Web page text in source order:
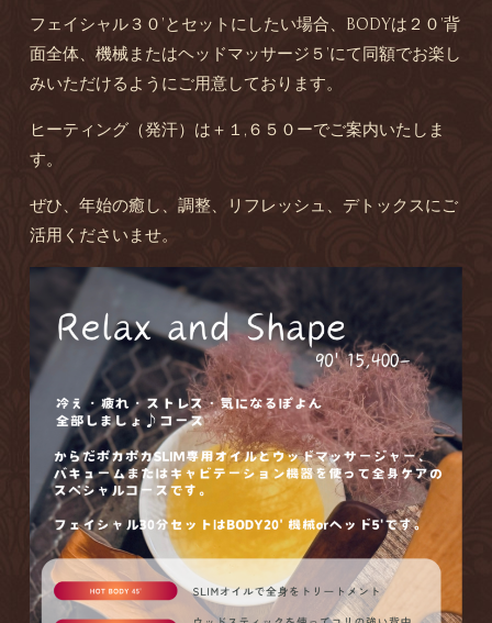
フェイシャル３０’とセットにしたい場合、BODYは２０’背
面全体、機械またはヘッドマッサージ５’にて同額でお楽し
みいただけるようにご用意しております。
ヒーティング（発汗）は＋１,６５０ーでご案内いたしま
す。
ぜひ、年始の癒し、調整、リフレッシュ、デトックスにご
活用くださいませ。